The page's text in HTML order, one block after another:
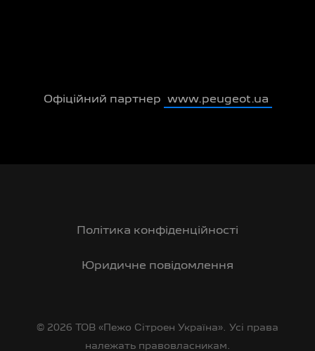
Офіційний партнер www.peugeot.ua
Політика конфіденційності
Юридичне повідомлення
© 2026 ТОВ «Пежо Сітроен Україна». Усі права
належать правовласникам.